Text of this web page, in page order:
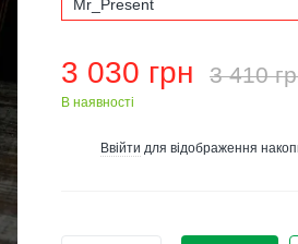
3 030 грн 3 410
В наявності
Ввійти для відображення